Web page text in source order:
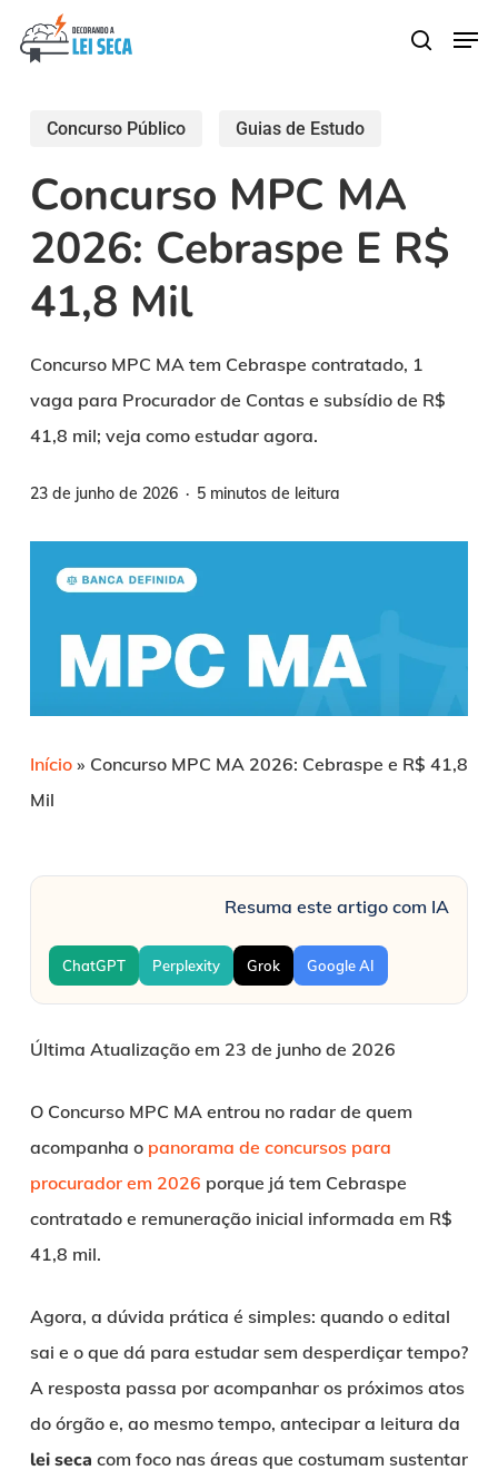
content
search
Concurso Público Guias de Estudo
Concurso MPC MA
2026: Cebraspe E R$
41,8 Mil
Concurso MPC MA tem Cebraspe contratado, 1
vaga para Procurador de Contas e subsídio de R$
41,8 mil; veja como estudar agora.
23 de junho de 2026 5 minutos de leitura
Início» Concurso MPC MA 2026: Cebraspe e R$ 41,8
Mil
Resuma este artigo com IA
ChatGPT Perplexity Grok Google AI
Última Atualização em 23 de junho de 2026
O Concurso MPC MA entrou no radar de quem
acompanha o panorama de concursos para
procurador em 2026 porque já tem Cebraspe
contratado e remuneração inicial informada em R$
41,8 mil.
Agora, a dúvida prática é simples: quando o edital
sai e o que dá para estudar sem desperdiçar tempo?
A resposta passa por acompanhar os próximos atos
do órgão e, ao mesmo tempo, antecipar a leitura da
lei seca com foco nas áreas que costumam sustentar